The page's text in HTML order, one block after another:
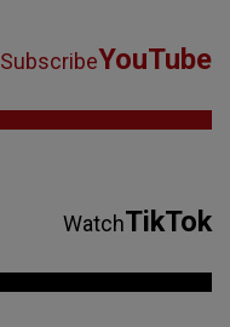
SubscribeYouTube
WatchTikTok